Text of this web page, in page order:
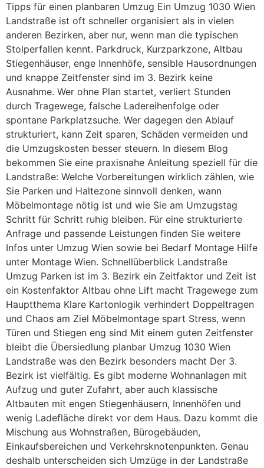
Tipps für einen planbaren Umzug Ein Umzug 1030 Wien
Landstraße ist oft schneller organisiert als in vielen
anderen Bezirken, aber nur, wenn man die typischen
Stolperfallen kennt. Parkdruck, Kurzparkzone, Altbau
Stiegenhäuser, enge Innenhöfe, sensible Hausordnungen
und knappe Zeitfenster sind im 3. Bezirk keine
Ausnahme. Wer ohne Plan startet, verliert Stunden
durch Tragewege, falsche Ladereihenfolge oder
spontane Parkplatzsuche. Wer dagegen den Ablauf
strukturiert, kann Zeit sparen, Schäden vermeiden und
die Umzugskosten besser steuern. In diesem Blog
bekommen Sie eine praxisnahe Anleitung speziell für die
Landstraße: Welche Vorbereitungen wirklich zählen, wie
Sie Parken und Haltezone sinnvoll denken, wann
Möbelmontage nötig ist und wie Sie am Umzugstag
Schritt für Schritt ruhig bleiben. Für eine strukturierte
Anfrage und passende Leistungen finden Sie weitere
Infos unter Umzug Wien sowie bei Bedarf Montage Hilfe
unter Montage Wien. Schnellüberblick Landstraße
Umzug Parken ist im 3. Bezirk ein Zeitfaktor und Zeit ist
ein Kostenfaktor Altbau ohne Lift macht Tragewege zum
Hauptthema Klare Kartonlogik verhindert Doppeltragen
und Chaos am Ziel Möbelmontage spart Stress, wenn
Türen und Stiegen eng sind Mit einem guten Zeitfenster
bleibt die Übersiedlung planbar Umzug 1030 Wien
Landstraße was den Bezirk besonders macht Der 3.
Bezirk ist vielfältig. Es gibt moderne Wohnanlagen mit
Aufzug und guter Zufahrt, aber auch klassische
Altbauten mit engen Stiegenhäusern, Innenhöfen und
wenig Ladefläche direkt vor dem Haus. Dazu kommt die
Mischung aus Wohnstraßen, Bürogebäuden,
Einkaufsbereichen und Verkehrsknotenpunkten. Genau
deshalb unterscheiden sich Umzüge in der Landstraße